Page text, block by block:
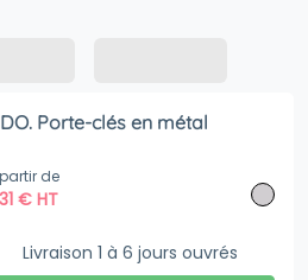
Porte-clés en métal
de
€ HT
Livraison 1 à 6 jours ouvrés